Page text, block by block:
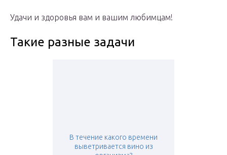
Удачи и здоровья вам и вашим любимцам!
Такие разные задачи
В течение какого времени
выветривается вино из